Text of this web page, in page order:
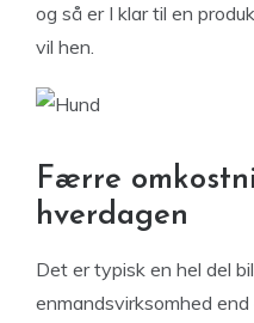
og så er I klar til en
vil hen.
Færre
hverdagen
Det er typisk en hel del
enmandsvirksomhed